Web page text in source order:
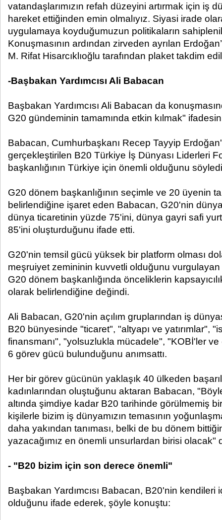
vatandaşlarımızın refah düzeyini artırmak için iş
hareket ettiğinden emin olmalıyız. Siyasi irade
uygulamaya koyduğumuzun politikaların
Konuşmasının ardından zirveden ayrılan
M. Rifat Hisarcıklıoğlu tarafından plaket takdim
-Başbakan Yardımcısı Ali Babacan
Başbakan Yardımcısı Ali Babacan da
G20 gündeminin tamamında etkin kılmak"
Babacan, Cumhurbaşkanı Recep Tayyip
gerçekleştirilen B20 Türkiye İş Dünyası Liderleri
başkanlığının Türkiye için önemli olduğunu
G20 dönem başkanlığının seçimle ve 20 üyenin
belirlendiğine işaret eden Babacan, G20'nin
dünya ticaretinin yüzde 75'ini, dünya gayri safi yurt
85'ini oluşturduğunu ifade etti.
G20'nin temsil gücü yüksek bir platform olması
meşruiyet zemininin kuvvetli olduğunu
G20 dönem başkanlığında önceliklerin
olarak belirlendiğine değindi.
Ali Babacan, G20'nin açılım gruplarından iş
B20 bünyesinde "ticaret", "altyapı ve yatırımlar",
finansmanı", "yolsuzlukla mücadele", "KOBİ'ler
6 görev gücü bulunduğunu anımsattı.
Her bir görev gücünün yaklaşık 40 ülkeden
kadınlarından oluştuğunu aktaran Babacan,
altında şimdiye kadar B20 tarihinde görülmemiş
kişilerle bizim iş dünyamızın temasının
daha yakından tanıması, belki de bu dönem
yazacağımız en önemli unsurlardan birisi olacak"
- "B20 bizim için son derece önemli"
Başbakan Yardımcısı Babacan, B20'nin
olduğunu ifade ederek, şöyle konuştu: